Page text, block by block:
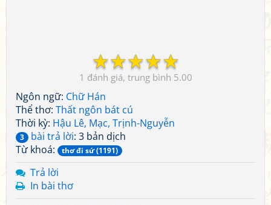
☆
☆
☆
☆
☆
1 5.00
Ngôn ngữ: Chữ Hán
Thể thơ: Thất ngôn bát cú
Thời kỳ: Hậu Lê, Mạc, Trịnh-Nguyễn
3 bài trả lời: 3 bản dịch
Từ khoá:
thơ đi sứ (1191)
Trả lời
In bài thơ